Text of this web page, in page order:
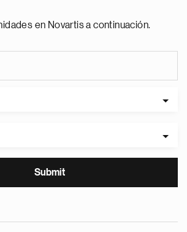
en Novartis a continuación.